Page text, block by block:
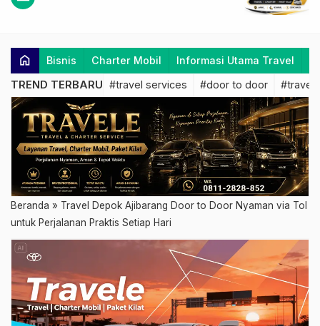
home Bisnis Charter Mobil Informasi Utama Travel
TREND TERBARU #travel services #door to door #travel
Beranda » Travel Depok Ajibarang Door to Door Nyaman via Tol
untuk Perjalanan Praktis Setiap Hari